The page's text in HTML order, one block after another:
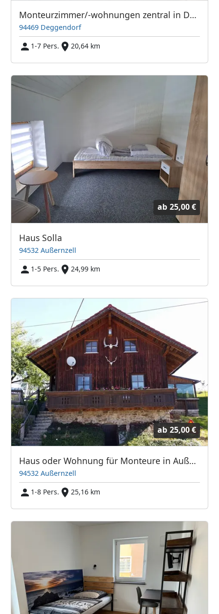
Monteurzimmer/-wohnungen zentral in Deggendorf
94469 Deggendorf
1-7 Pers.
20,64 km
ab 25,00 €
Haus Solla
94532 Außernzell
1-5 Pers.
24,99 km
ab 25,00 €
Haus oder Wohnung für Monteure in Außernzell Nähe A3 Autobahn Deggendorf Passau
94532 Außernzell
1-8 Pers.
25,16 km